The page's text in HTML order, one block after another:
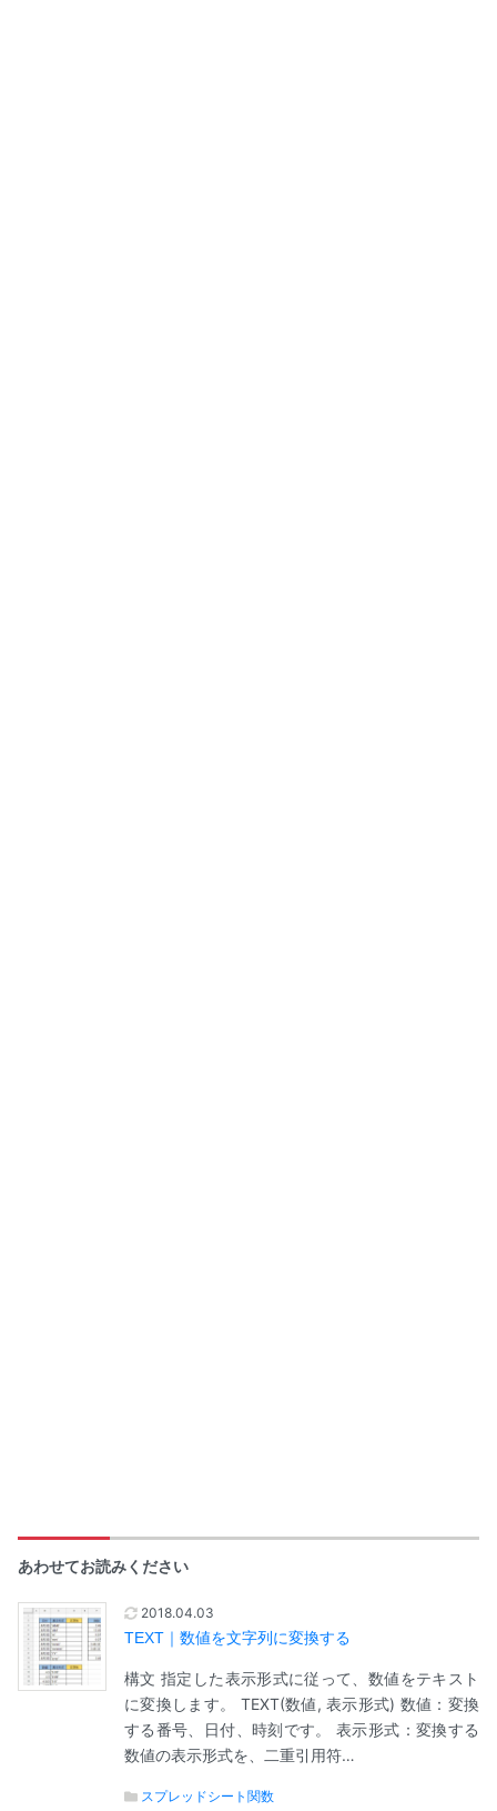
あわせてお読みください
2018.04.03
TEXT｜数値を文字列に変換する
構文 指定した表示形式に従って、数値をテキスト
に変換します。 TEXT(数値, 表示形式) 数値：変換
する番号、日付、時刻です。 表示形式：変換する
数値の表示形式を、二重引用符…
スプレッドシート関数